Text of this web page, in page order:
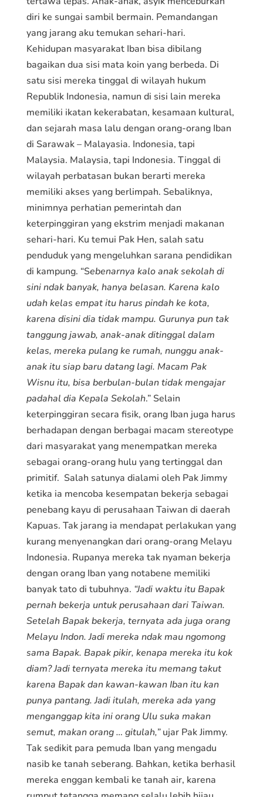
diri ke sungai sambil bermain. Pemandangan
yang jarang aku temukan sehari-hari.
Kehidupan masyarakat Iban bisa dibilang
bagaikan dua sisi mata koin yang berbeda. Di
satu sisi mereka tinggal di wilayah hukum
Republik Indonesia, namun di sisi lain mereka
memiliki ikatan kekerabatan, kesamaan kultural,
dan sejarah masa lalu dengan orang-orang Iban
di Sarawak – Malayasia. Indonesia, tapi
Malaysia. Malaysia, tapi Indonesia. Tinggal di
wilayah perbatasan bukan berarti mereka
memiliki akses yang berlimpah. Sebaliknya,
minimnya perhatian pemerintah dan
keterpinggiran yang ekstrim menjadi makanan
sehari-hari. Ku temui Pak Hen, salah satu
penduduk yang mengeluhkan sarana pendidikan
di kampung. “Sebenarnya kalo anak sekolah di
sini ndak banyak, hanya belasan. Karena kalo
udah kelas empat itu harus pindah ke kota,
karena disini dia tidak mampu. Gurunya pun tak
tanggung jawab, anak-anak ditinggal dalam
kelas, mereka pulang ke rumah, nunggu anak-
anak itu siap baru datang lagi. Macam Pak
Wisnu itu, bisa berbulan-bulan tidak mengajar
padahal dia Kepala Sekolah.” Selain
keterpinggiran secara fisik, orang Iban juga harus
berhadapan dengan berbagai macam stereotype
dari masyarakat yang menempatkan mereka
sebagai orang-orang hulu yang tertinggal dan
primitif. Salah satunya dialami oleh Pak Jimmy
ketika ia mencoba kesempatan bekerja sebagai
penebang kayu di perusahaan Taiwan di daerah
Kapuas. Tak jarang ia mendapat perlakukan yang
kurang menyenangkan dari orang-orang Melayu
Indonesia. Rupanya mereka tak nyaman bekerja
dengan orang Iban yang notabene memiliki
banyak tato di tubuhnya. “Jadi waktu itu Bapak
pernah bekerja untuk perusahaan dari Taiwan.
Setelah Bapak bekerja, ternyata ada juga orang
Melayu Indon. Jadi mereka ndak mau ngomong
sama Bapak. Bapak pikir, kenapa mereka itu kok
diam? Jadi ternyata mereka itu memang takut
karena Bapak dan kawan-kawan Iban itu kan
punya pantang. Jadi itulah, mereka ada yang
menganggap kita ini orang Ulu suka makan
semut, makan orang … gitulah,”ujar Pak Jimmy.
Tak sedikit para pemuda Iban yang mengadu
nasib ke tanah seberang. Bahkan, ketika berhasil
mereka enggan kembali ke tanah air, karena